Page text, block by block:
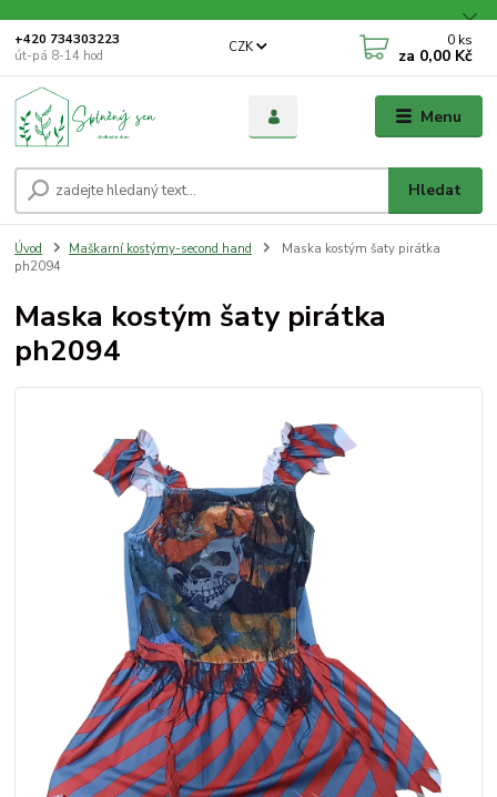
Menu
CZK
Hledat
+420 734303223
út-pá 8-14 hod
0 ks
za 0,00 Kč
Úvod Maškarní kostýmy-second hand
Maska kostým šaty pirátka
ph2094
Maska kostým šaty pirátka
ph2094